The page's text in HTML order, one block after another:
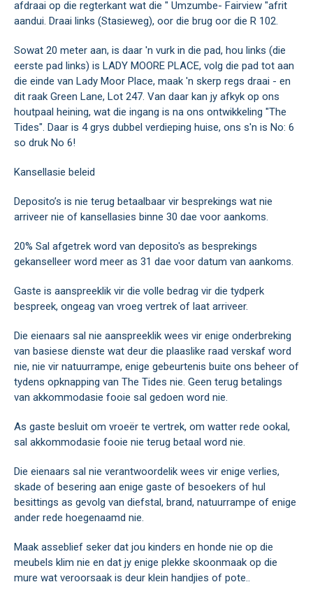
afdraai op die regterkant wat die " Umzumbe- Fairview "afrit
aandui. Draai links (Stasieweg), oor die brug oor die R 102.
Sowat 20 meter aan, is daar 'n vurk in die pad, hou links (die
eerste pad links) is LADY MOORE PLACE, volg die pad tot aan
die einde van Lady Moor Place, maak 'n skerp regs draai - en
dit raak Green Lane, Lot 247. Van daar kan jy afkyk op ons
houtpaal heining, wat die ingang is na ons ontwikkeling "The
Tides". Daar is 4 grys dubbel verdieping huise, ons s'n is No: 6
so druk No 6!
Kansellasie beleid
Deposito’s is nie terug betaalbaar vir besprekings wat nie
arriveer nie of kansellasies binne 30 dae voor aankoms.
20% Sal afgetrek word van deposito's as besprekings
gekanselleer word meer as 31 dae voor datum van aankoms.
Gaste is aanspreeklik vir die volle bedrag vir die tydperk
bespreek, ongeag van vroeg vertrek of laat arriveer.
Die eienaars sal nie aanspreeklik wees vir enige onderbreking
van basiese dienste wat deur die plaaslike raad verskaf word
nie, nie vir natuurrampe, enige gebeurtenis buite ons beheer of
tydens opknapping van The Tides nie. Geen terug betalings
van akkommodasie fooie sal gedoen word nie.
As gaste besluit om vroeër te vertrek, om watter rede ookal,
sal akkommodasie fooie nie terug betaal word nie.
Die eienaars sal nie verantwoordelik wees vir enige verlies,
skade of besering aan enige gaste of besoekers of hul
besittings as gevolg van diefstal, brand, natuurrampe of enige
ander rede hoegenaamd nie.
Maak asseblief seker dat jou kinders en honde nie op die
meubels klim nie en dat jy enige plekke skoonmaak op die
mure wat veroorsaak is deur klein handjies of pote..